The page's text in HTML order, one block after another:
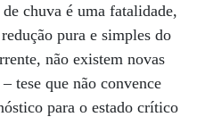
chuva é uma fatalidade,
pura e simples do
não existem novas
tese que não convence
para o estado crítico